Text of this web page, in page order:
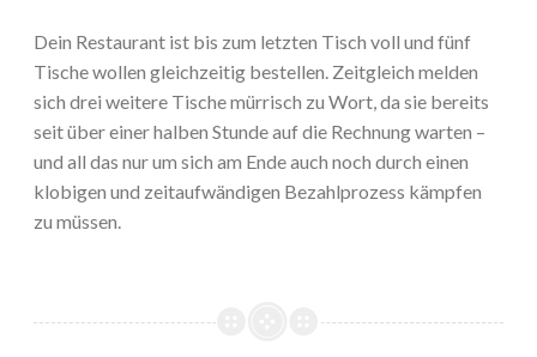
Dein Restaurant ist bis zum letzten Tisch voll und fünf
Tische wollen gleichzeitig bestellen. Zeitgleich melden
sich drei weitere Tische mürrisch zu Wort, da sie bereits
seit über einer halben Stunde auf die Rechnung warten –
und all das nur um sich am Ende auch noch durch einen
klobigen und zeitaufwändigen Bezahlprozess kämpfen
zu müssen.